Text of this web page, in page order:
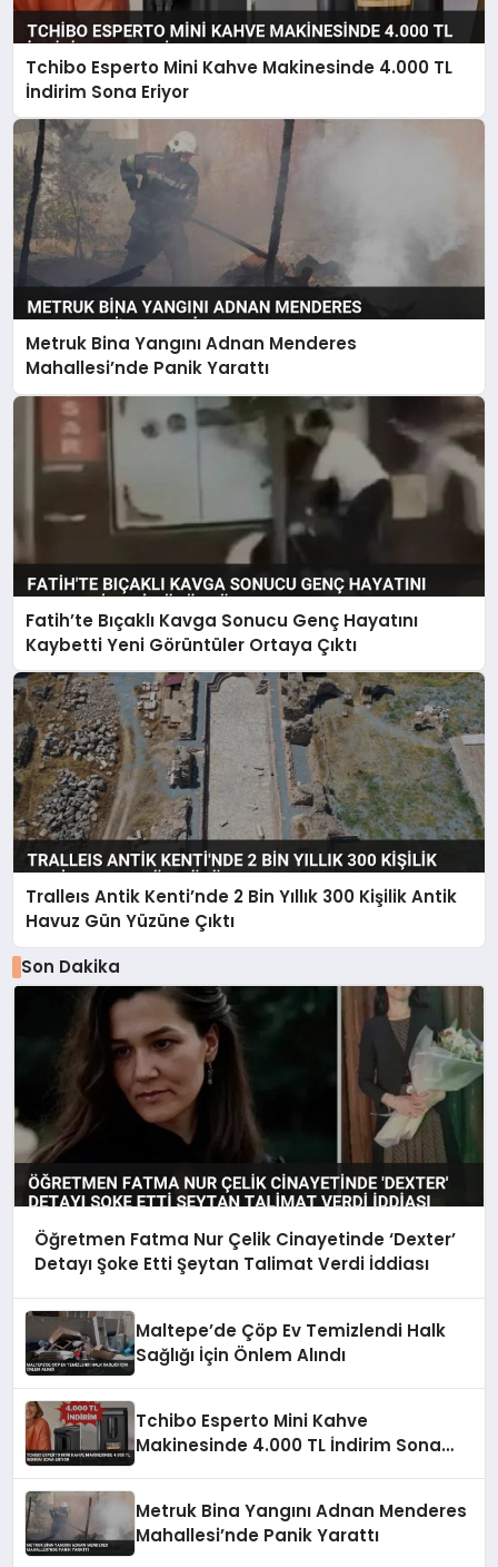
Tchibo Esperto Mini Kahve Makinesinde 4.000 TL
İndirim Sona Eriyor
Metruk Bina Yangını Adnan Menderes
Mahallesi’nde Panik Yarattı
Fatih’te Bıçaklı Kavga Sonucu Genç Hayatını
Kaybetti Yeni Görüntüler Ortaya Çıktı
Tralleıs Antik Kenti’nde 2 Bin Yıllık 300 Kişilik Antik
Havuz Gün Yüzüne Çıktı
Son Dakika
Öğretmen Fatma Nur Çelik Cinayetinde ‘Dexter’
Detayı Şoke Etti Şeytan Talimat Verdi İddiası
Maltepe’de Çöp Ev Temizlendi Halk
Sağlığı İçin Önlem Alındı
Tchibo Esperto Mini Kahve
Makinesinde 4.000 TL İndirim Sona
Metruk Bina Yangını Adnan Menderes
Mahallesi’nde Panik Yarattı